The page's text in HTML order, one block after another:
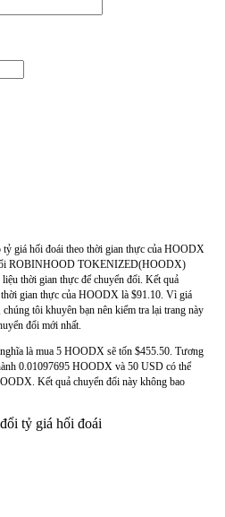
tỷ giá hối đoái theo thời gian thực của HOODX
ROBINHOOD TOKENIZED(HOODX)
thời gian thực để chuyển đổi. Kết quả
gian thực của HOODX là $91.10. Vì giá
tôi khuyên bạn nên kiểm tra lại trang này
đổi mới nhất.
là mua 5 HOODX sẽ tốn $455.50. Tương
0.01097695 HOODX và 50 USD có thể
Kết quả chuyển đổi này không bao
tỷ giá hối đoái